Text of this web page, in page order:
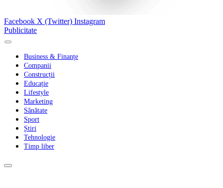
Facebook X (Twitter) Instagram
Publicitate
Business & Finanțe
Companii
Construcții
Educație
Lifestyle
Marketing
Sănătate
Sport
Știri
Tehnologie
Timp liber